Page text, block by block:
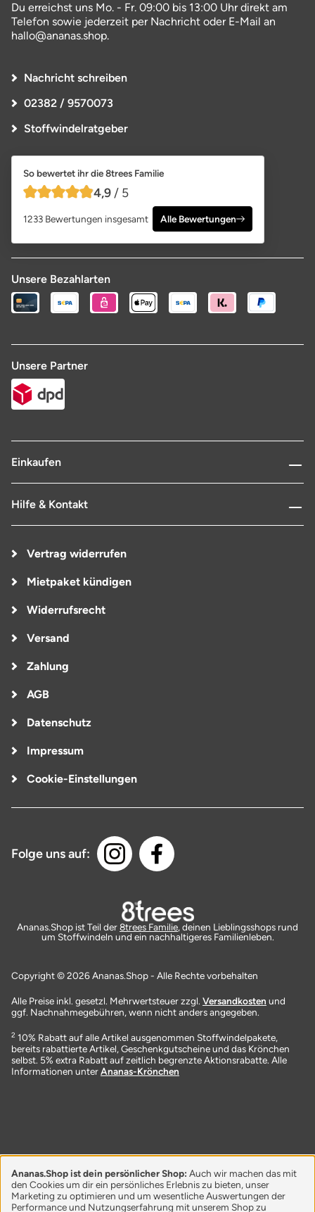
Du erreichst uns Mo. - Fr. 09:00 bis 13:00 Uhr direkt am
Telefon sowie jederzeit per Nachricht oder E-Mail an
hallo@ananas.shop.
Nachricht schreiben
02382 / 9570073
Stoffwindelratgeber
So bewertet ihr die 8trees Familie
4,9 von 5 Sternen
4,9 / 5
1233 Bewertungen insgesamt Alle Bewertungen
Unsere Bezahlarten
Unsere Partner
Einkaufen
Hilfe & Kontakt
Vertrag widerrufen
Mietpaket kündigen
Widerrufsrecht
Versand
Zahlung
AGB
Datenschutz
Impressum
Cookie-Einstellungen
Folge uns auf:
Ananas.Shop ist Teil der8trees Familie, deinen Lieblingsshops rund
um Stoffwindeln und ein nachhaltigeres Familienleben.
Copyright © 2026 Ananas.Shop - Alle Rechte vorbehalten
Alle Preise inkl. gesetzl. Mehrwertsteuer zzgl. Versandkosten und
ggf. Nachnahmegebühren, wenn nicht anders angegeben.
2 10% Rabatt auf alle Artikel ausgenommen Stoffwindelpakete,
bereits rabattierte Artikel, Geschenkgutscheine und das Krönchen
selbst. 5% extra Rabatt auf zeitlich begrenzte Aktionsrabatte. Alle
Informationen unterAnanas-Krönchen
Ananas.Shop ist dein persönlicher Shop: Auch wir machen das mit
den Cookies um dir ein persönliches Erlebnis zu bieten, unser
Marketing zu optimieren und um wesentliche Auswertungen der
Performance und Nutzungserfahrung mit unserem Shop zu